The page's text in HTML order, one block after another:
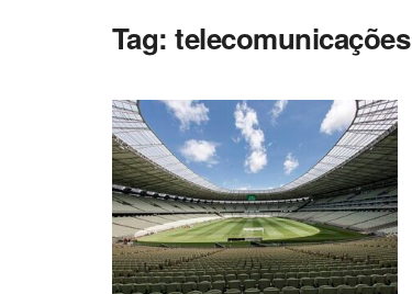
Tag:telecomunicações